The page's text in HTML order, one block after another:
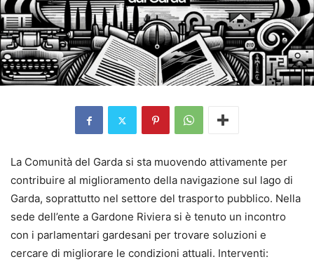
La Comunità del Garda si sta muovendo attivamente per
contribuire al miglioramento della navigazione sul lago di
Garda, soprattutto nel settore del trasporto pubblico. Nella
sede dell’ente a Gardone Riviera si è tenuto un incontro
con i parlamentari gardesani per trovare soluzioni e
cercare di migliorare le condizioni attuali. Interventi: